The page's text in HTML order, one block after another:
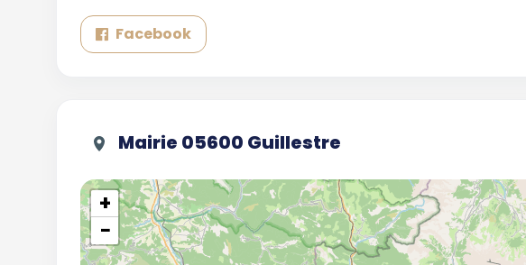
Facebook
Mairie 05600 Guillestre
+
−